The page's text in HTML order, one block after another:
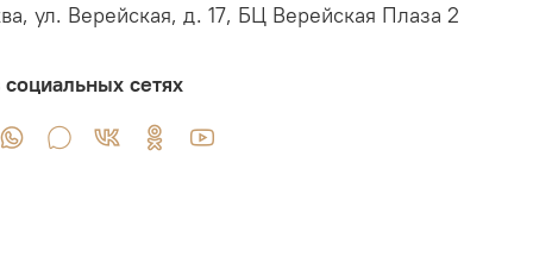
ул. Верейская, д. 17, БЦ Верейская Плаза 2
сетях